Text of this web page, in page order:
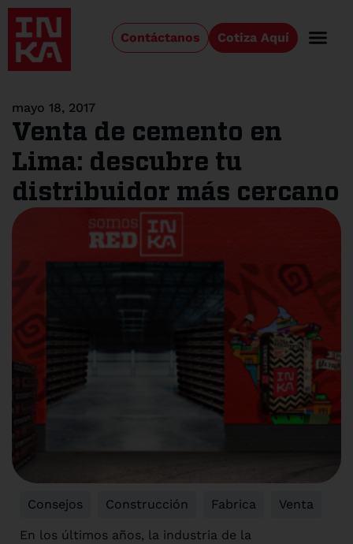
Cotiza Aquí
Contáctanos
mayo 18, 2017
Venta de cemento en
Lima: descubre tu
distribuidor más cercano
Consejos Construcción Fabrica Venta
En los últimos años, la industria de la